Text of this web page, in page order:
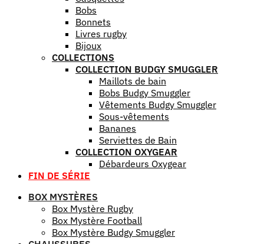
Bobs
Bonnets
Livres rugby
Bijoux
COLLECTIONS
COLLECTION BUDGY SMUGGLER
Maillots de bain
Bobs Budgy Smuggler
Vêtements Budgy Smuggler
Sous-vêtements
Bananes
Serviettes de Bain
COLLECTION OXYGEAR
Débardeurs Oxygear
FIN DE SÉRIE
BOX MYSTÈRES
Box Mystère Rugby
Box Mystère Football
Box Mystère Budgy Smuggler